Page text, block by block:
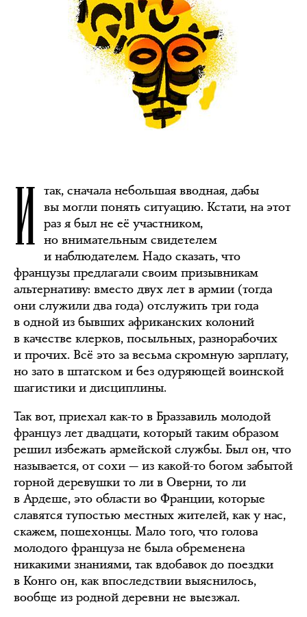
И так, сначала небольшая вводная, дабы
вы могли понять ситуацию. Кстати, на этот
раз я был не её участником,
но внимательным свидетелем
и наблюдателем. Надо сказать, что
французы предлагали своим призывникам
альтернативу: вместо двух лет в армии (тогда
они служили два года) отслужить три года
в одной из бывших африканских колоний
в качестве клерков, посыльных, разнорабочих
и прочих. Всё это за весьма скромную зарплату,
но зато в штатском и без одуряющей воинской
шагистики и дисциплины.
Так вот, приехал как-то в Браззавиль молодой
француз лет двадцати, который таким образом
решил избежать армейской службы. Был он, что
называется, от сохи — из какой-то богом забытой
горной деревушки то ли в Оверни, то ли
в Ардеше, это области во Франции, которые
славятся тупостью местных жителей, как у нас,
скажем, пошехонцы. Мало того, что голова
молодого француза не была обременена
никакими знаниями, так вдобавок до поездки
в Конго он, как впоследствии выяснилось,
вообще из родной деревни не выезжал.